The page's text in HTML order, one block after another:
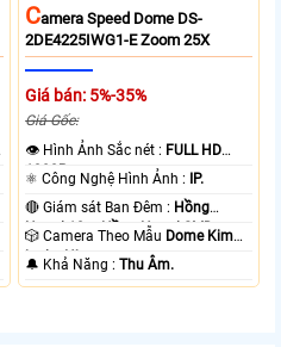
CAmera Speed Dome DS-
2DE4225IWG1-E Zoom 25X
Giá bán: 5%-35%
Giá Gốc:
👁 Hình Ảnh Sắc nét : FULL HD
1080P .
⚛️ Công Nghệ Hình Ảnh :
IP.
🔴 Giám sát Ban Đêm : Hồng
Ngoại 10m Hồng Ngoại SMD.
🎲 Camera Theo Mẫu Dome Kim
loại + Nhựa.
️🔔 Khả Năng :Thu Âm.